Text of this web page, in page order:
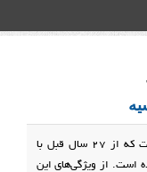
اقتصاد روسیه کنونی در مرحله‌ای از بحران است که از 27 سال قبل با
است. از ویژگی‌های این